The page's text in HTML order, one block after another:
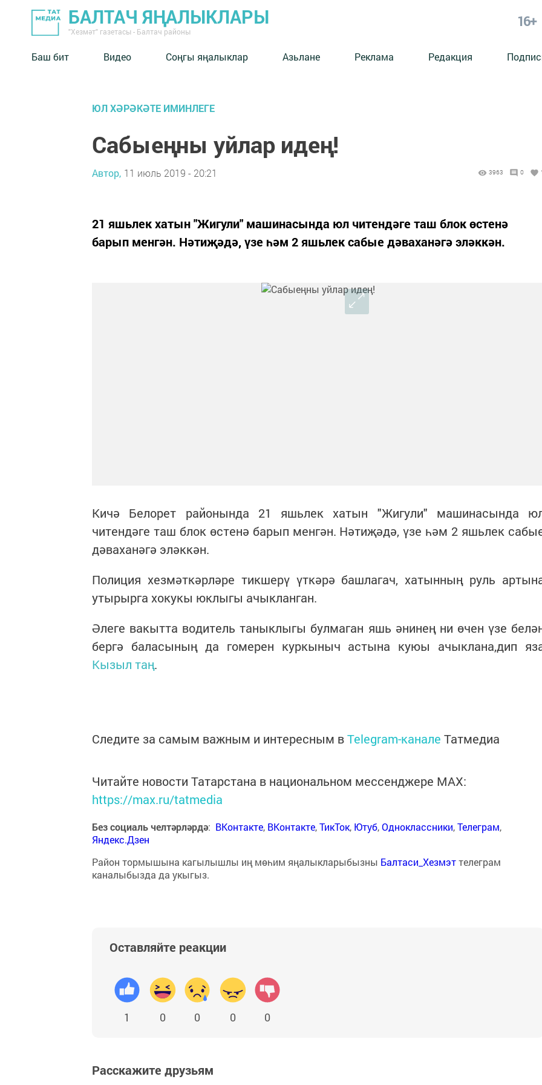
БАЛТАЧ ЯҢАЛЫКЛАРЫ
"Хезмәт" газетасы - Балтач районы
16+
Баш бит Видео Соңгы яңалыклар Азьлане Реклама Редакция
ЮЛ ХӘРӘКӘТЕ ИМИНЛЕГЕ
Сабыеңны уйлар идең!
Автор, 11 июль 2019 - 20:21 3963 0
21 яшьлек хатын "Жигули" машинасында юл читендәге таш блок өстенә
барып менгән. Нәтиҗәдә, үзе һәм 2 яшьлек сабые дәваханәгә эләккән.
Кичә Белорет районында 21 яшьлек хатын "Жигули" машинасында
читендәге таш блок өстенә барып менгән. Нәтиҗәдә, үзе һәм 2 яшьлек
дәваханәгә эләккән.
Полиция хезмәткәрләре тикшерү үткәрә башлагач, хатынның руль
утырырга хокукы юклыгы ачыкланган.
Әлеге вакытта водитель таныклыгы булмаган яшь әнинең ни өчен үзе
бергә баласының да гомерен куркыныч астына куюы ачыклана,дип
Кызыл таң.
Следите за самым важным и интересным вTelegram-канале Татмедиа
Читайте новости Татарстана в национальном мессенджере MАХ:
https://max.ru/tatmedia
Без социаль челтәрләрдә: ВКонтакте, ВКонтакте,ТикТок, Ютуб,Одноклассники,Телеграм,
Яндекс.Дзен
Район тормышына кагылышлы иң мөһим яңалыкларыбызны Балтаси_Хезмэттелеграм
каналыбызда да укыгыз.
Оставляйте реакции
1 0 0 0 0
Расскажите друзьям